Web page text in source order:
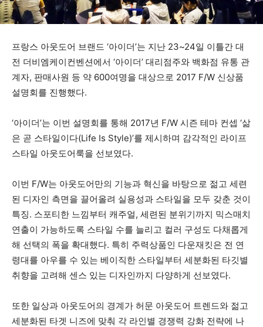
프랑스 아웃도어 브랜드 ‘아이더’는 지난 23~24일 이틀간 대
전 더비엠케이컨벤션에서 ‘아이더’ 대리점주와 백화점 유통 관
계자, 판매사원 등 약 600여명을 대상으로 2017 F/W 신상품
설명회를 진행했다.
‘아이더’는 이번 설명회를 통해 2017년 F/W 시즌 테마 컨셉 ‘삶
은 곧 스타일이다(Life Is Style)’를 제시하며 감각적인 라이프
스타일 아웃도어룩을 선보였다.
이번 F/W는 아웃도어만의 기능과 혁신을 바탕으로 젊고 세련
된 디자인 측면을 끌어올려 실용성과 스타일을 모두 갖춘 것이
특징. 스포티한 느낌부터 캐주얼, 세련된 분위기까지 믹스매치
연출이 가능하도록 스타일 수를 늘리고 컬러 구성도 다채롭게
해 선택의 폭을 확대했다. 특히 주력상품인 다운재킷은 전 연
령대를 아우를 수 있는 베이직한 스타일부터 세분화된 타깃별
취향을 고려해 센스 있는 디자인까지 다양하게 선보였다.
또한 일상과 아웃도어의 경계가 허문 아웃도어 트렌드와 젊고
세분화된 타겟 니즈에 맞춰 각 라인별 경쟁력 강화 전략에 나